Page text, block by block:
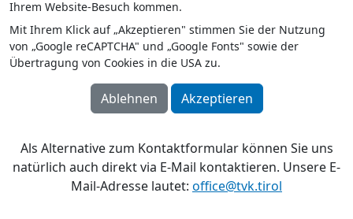
Ihrem Website-Besuch kommen.
Mit Ihrem Klick auf „Akzeptieren" stimmen Sie der Nutzung
von „Google reCAPTCHA" und „Google Fonts" sowie der
Übertragung von Cookies in die USA zu.
Ablehnen Akzeptieren
Als Alternative zum Kontaktformular können Sie uns
natürlich auch direkt via E-Mail kontaktieren. Unsere E-
Mail-Adresse lautet: office@tvk.tirol